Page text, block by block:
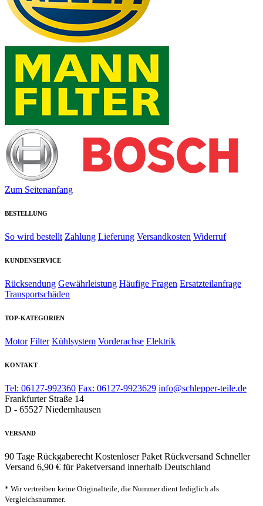
Zum Seitenanfang
BESTELLUNG
So wird bestellt Zahlung Lieferung Versandkosten Widerruf
KUNDENSERVICE
Rücksendung Gewährleistung Häufige Fragen Ersatzteilanfrage
Transportschäden
TOP-KATEGORIEN
Motor Filter Kühlsystem Vorderachse Elektrik
KONTAKT
Tel: 06127-992360 Fax: 06127-9923629 info@schlepper-teile.de
Frankfurter Straße 14
D - 65527 Niedernhausen
VERSAND
90 Tage Rückgaberecht Kostenloser Paket Rückversand Schneller
Versand 6,90 € für Paketversand innerhalb Deutschland
* Wir vertreiben keine Originalteile, die Nummer dient lediglich als
Vergleichsnummer.